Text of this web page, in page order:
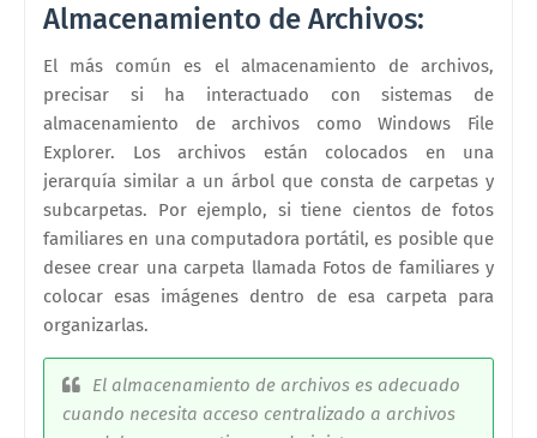
Almacenamiento de Archivos:
El más común es el almacenamiento de archivos,
precisar si ha interactuado con sistemas de
almacenamiento de archivos como Windows File
Explorer. Los archivos están colocados en una
jerarquía similar a un árbol que consta de carpetas y
subcarpetas. Por ejemplo, si tiene cientos de fotos
familiares en una computadora portátil, es posible que
desee crear una carpeta llamada Fotos de familiares y
colocar esas imágenes dentro de esa carpeta para
organizarlas.
El almacenamiento de archivos es adecuado
cuando necesita acceso centralizado a archivos